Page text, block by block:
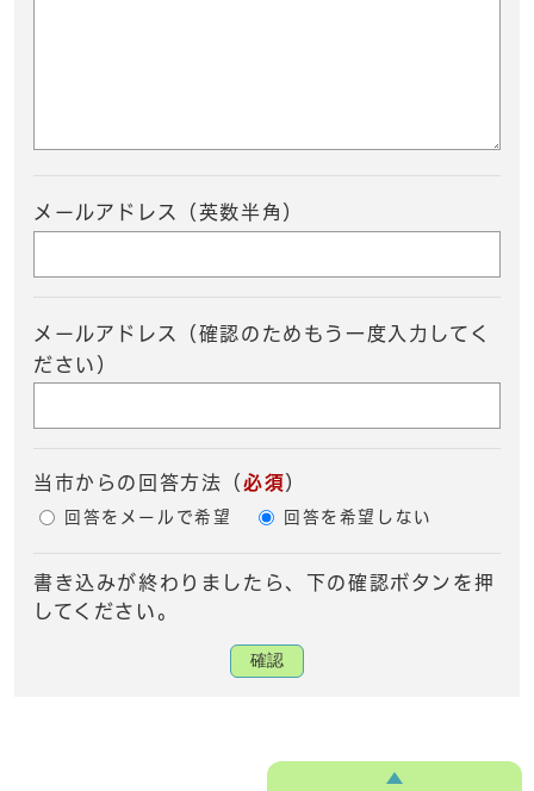
メールアドレス（英数半角）
メールアドレス（確認のためもう一度入力してく
ださい）
当市からの回答方法 （ 必須）
回答をメールで希望 回答を希望しない
書き込みが終わりましたら、下の確認ボタンを押
してください。
確認